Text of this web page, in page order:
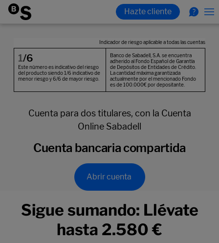
Cuenta para dos titulares, con la Cuenta
Online Sabadell
Cuenta bancaria compartida
Abrir cuenta
Sigue sumando: Llévate
hasta 2.580 €